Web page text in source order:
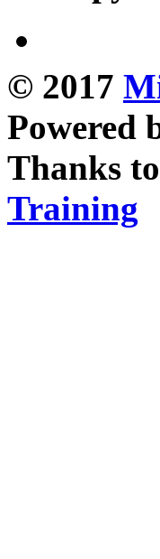
© 2017
Powered
Thanks to
Training